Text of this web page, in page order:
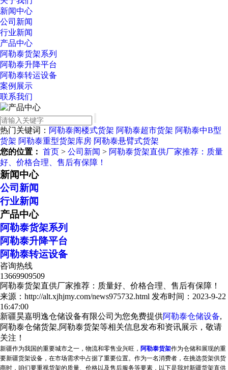
新闻中心
公司新闻
行业新闻
产品中心
阿勒泰货架系列
阿勒泰升降平台
阿勒泰转运设备
案例展示
联系我们
热门关键词： 阿勒泰阁楼式货架 阿勒泰超市货架 阿勒泰中B型
货架 阿勒泰重型货架库房 阿勒泰悬臂式货架
您的位置： 首页 > 公司新闻 > 阿勒泰货架直供厂家推荐：质量
好、价格合理、售后有保障！
新闻中心
公司新闻
行业新闻
产品中心
阿勒泰货架系列
阿勒泰升降平台
阿勒泰转运设备
咨询热线
13669909509
阿勒泰货架直供厂家推荐：质量好、价格合理、售后有保障！
来源：http://alt.xjhjmy.com/news975732.html 发布时间：2023-9-22
16:47:00
新疆昊嘉明逸仓储设备有限公司为您免费提供阿勒泰仓储设备,
阿勒泰仓储货架,阿勒泰货架等相关信息发布和资讯展示，敬请
关注！
新疆作为我国的重要城市之一，物流和零售业兴旺， 阿勒泰货架作为仓储和展现的重
要新疆货架设备，在市场需求中占据了重要位置。作为一名消费者，在挑选货架供货
商时，咱们要重视货架的质量、价格以及售后服务等要素，以下是我对新疆货架直供